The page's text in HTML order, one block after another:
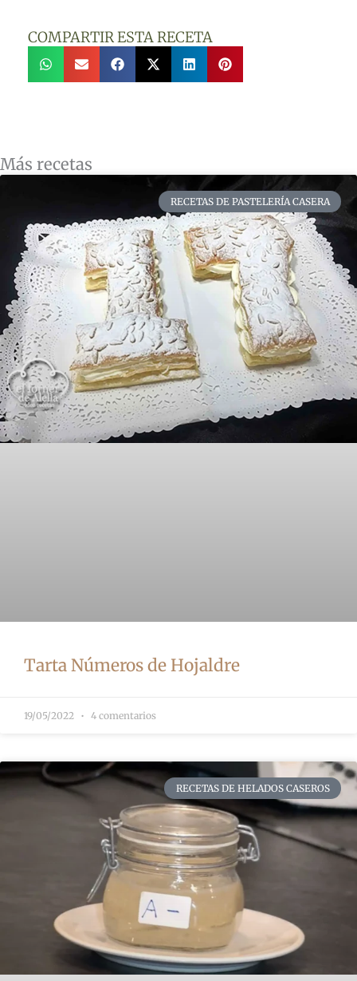
COMPARTIR ESTA RECETA
Más recetas
RECETAS DE PASTELERÍA CASERA
Tarta Números de Hojaldre
19/05/2022 4 comentarios
RECETAS DE HELADOS CASEROS